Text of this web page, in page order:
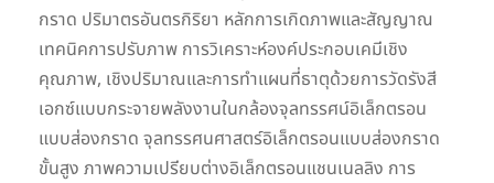
กราด ปริมาตรอันตรกิริยา หลักการเกิดภาพและสัญญาณ
เทคนิคการปรับภาพ การวิเคราะห์องค์ประกอบเคมีเชิง
คุณภาพ, เชิงปริมาณและการทำแผนที่ธาตุด้วยการวัดรังสี
เอกซ์แบบกระจายพลังงานในกล้องจุลทรรศน์อิเล็กตรอน
แบบส่องกราด จุลทรรศนศาสตร์อิเล็กตรอนแบบส่องกราด
ขั้นสูง ภาพความเปรียบต่างอิเล็กตรอนแชนเนลลิง การ